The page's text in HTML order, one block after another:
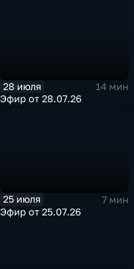
28 июля
14 мин
Эфир от 28.07.26
25 июля
7 мин
Эфир от 25.07.26